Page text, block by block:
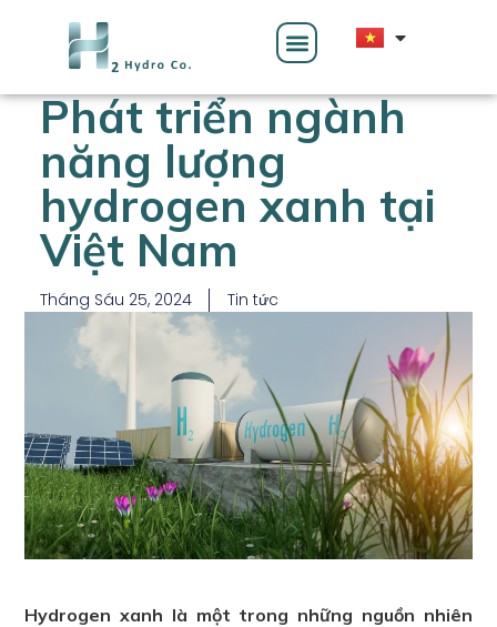
Phát triển ngành
năng lượng
hydrogen xanh tại
Việt Nam
Tháng Sáu 25, 2024 Tin tức
Hydrogen xanh là một trong những nguồn nhiên